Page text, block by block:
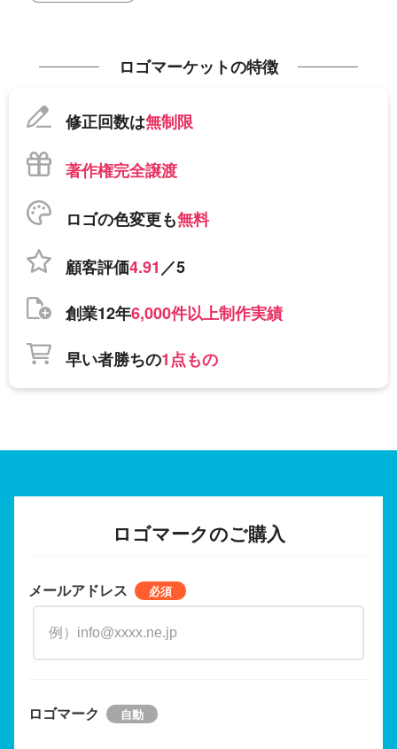
ロゴマーケットの特徴
修正回数は無制限
著作権完全譲渡
ロゴの色変更も無料
顧客評価4.91／5
創業12年6,000件以上制作実績
早い者勝ちの1点もの
ロゴマークのご購入
メールアドレス
ロゴマーク